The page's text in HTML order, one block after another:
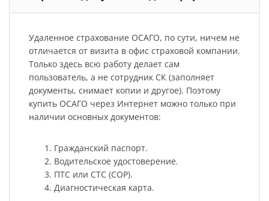
Удаленное страхование ОСАГО, по сути, ничем не
отличается от визита в офис страховой компании.
Только здесь всю работу делает сам
пользователь, а не сотрудник СК (заполняет
документы, снимает копии и другое). Поэтому
купить ОСАГО через Интернет можно только при
наличии основных документов:
Гражданский паспорт.
Водительское удостоверение.
ПТС или СТС (СОР).
Диагностическая карта.